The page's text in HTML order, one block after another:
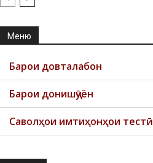
Меню
Барои довталабон
Барои донишҷӯён
Саволҳои имтиҳонҳои тестӣ